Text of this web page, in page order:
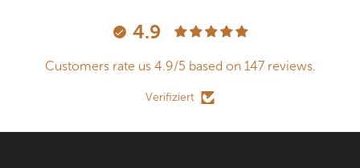
4.9
Customers rate us 4.9/5 based on 147 reviews.
Verifiziert